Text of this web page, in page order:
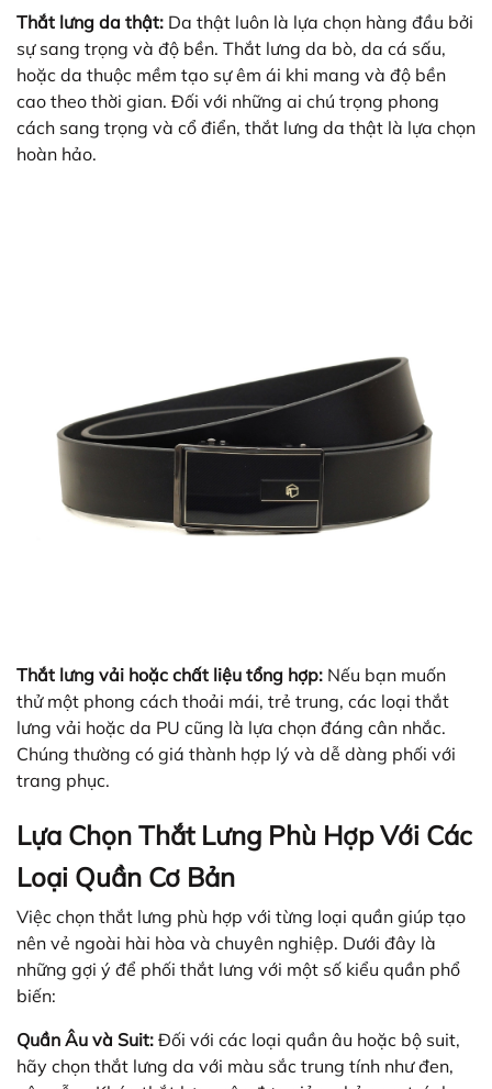
Thắt lưng da thật: Da thật luôn là lựa chọn hàng đầu bởi
sự sang trọng và độ bền. Thắt lưng da bò, da cá sấu,
hoặc da thuộc mềm tạo sự êm ái khi mang và độ bền
cao theo thời gian. Đối với những ai chú trọng phong
cách sang trọng và cổ điển, thắt lưng da thật là lựa chọn
hoàn hảo.
Thắt lưng vải hoặc chất liệu tổng hợp: Nếu bạn muốn
thử một phong cách thoải mái, trẻ trung, các loại thắt
lưng vải hoặc da PU cũng là lựa chọn đáng cân nhắc.
Chúng thường có giá thành hợp lý và dễ dàng phối với
trang phục.
Lựa Chọn Thắt Lưng Phù Hợp Với Các
Loại Quần Cơ Bản
Việc chọn thắt lưng phù hợp với từng loại quần giúp tạo
nên vẻ ngoài hài hòa và chuyên nghiệp. Dưới đây là
những gợi ý để phối thắt lưng với một số kiểu quần phổ
biến:
Quần Âu và Suit: Đối với các loại quần âu hoặc bộ suit,
hãy chọn thắt lưng da với màu sắc trung tính như đen,